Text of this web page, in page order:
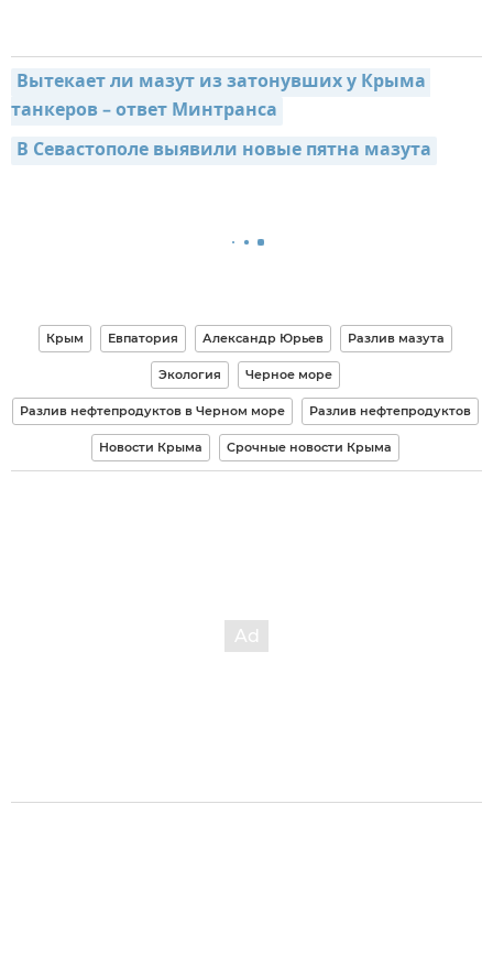
Вытекает ли мазут из затонувших у Крыма
танкеров – ответ Минтранса
В Севастополе выявили новые пятна мазута
Крым Евпатория Александр Юрьев Разлив мазута
Экология Черное море
Разлив нефтепродуктов в Черном море Разлив нефтепродуктов
Новости Крыма Срочные новости Крыма